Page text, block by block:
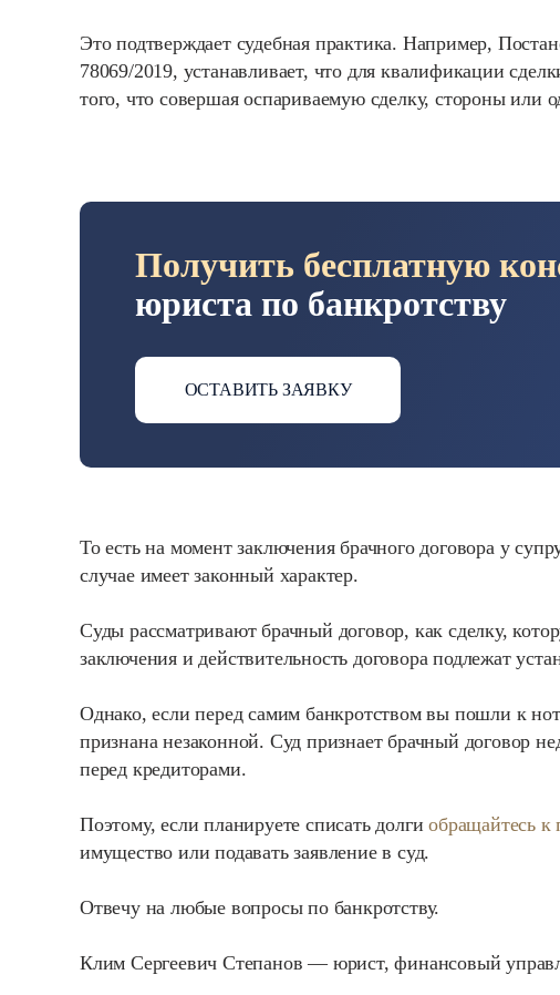
Это подтверждает судебная практика. Например,
78069/2019, устанавливает, что для квалификации
того, что совершая оспариваемую сделку, стороны или
Получить бесплатную
юриста по банкротству
ОСТАВИТЬ ЗАЯВКУ
То есть на момент заключения брачного договора у
случае имеет законный характер.
Суды рассматривают брачный договор, как сделку,
заключения и действительность договора подлежат
Однако, если перед самим банкротством вы пошли к
признана незаконной. Суд признает брачный договор
перед кредиторами.
Поэтому, если планируете списать долгиобращайтесь к
имущество или подавать заявление в суд.
Отвечу на любые вопросы по банкротству.
Клим Сергеевич Степанов — юрист, финансовый